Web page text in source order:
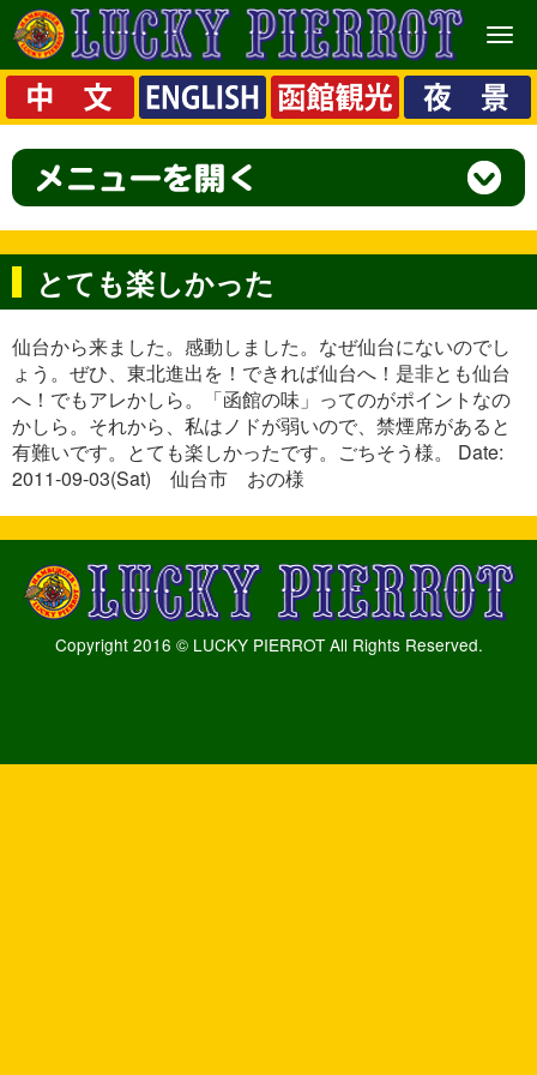
メ
ニ
ュ
ー
とても楽しかった
仙台から来ました。感動しました。なぜ仙台にないのでし
ょう。ぜひ、東北進出を！できれば仙台へ！是非とも仙台
へ！でもアレかしら。「函館の味」ってのがポイントなの
かしら。それから、私はノドが弱いので、禁煙席があると
有難いです。とても楽しかったです。ごちそう様。 Date:
2011-09-03(Sat) 仙台市 おの様
Copyright 2016 © LUCKY PIERROT All Rights Reserved.